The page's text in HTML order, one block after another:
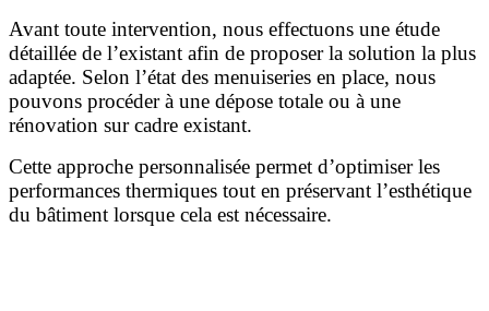
Avant toute intervention, nous effectuons une étude
détaillée de l’existant afin de proposer la solution la plus
adaptée. Selon l’état des menuiseries en place, nous
pouvons procéder à une dépose totale ou à une
rénovation sur cadre existant.
Cette approche personnalisée permet d’optimiser les
performances thermiques tout en préservant l’esthétique
du bâtiment lorsque cela est nécessaire.